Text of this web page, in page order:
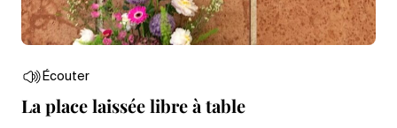
Écouter
La place laissée libre à table